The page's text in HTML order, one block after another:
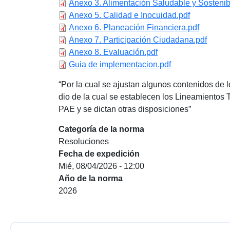
Anexo 3. Alimentación Saludable y
Anexo 5. Calidad e Inocuidad.pdf
Anexo 6. Planeación Financiera.pdf
Anexo 7. Participación Ciudadana.pdf
Anexo 8. Evaluación.pdf
Guia de implementacion.pdf
“Por la cual se ajustan algunos contenidos
dio de la cual se establecen los Lineamientos
PAE y se dictan otras disposiciones”
Categoría de la norma
Resoluciones
Fecha de expedición
Mié, 08/04/2026 - 12:00
Año de la norma
2026